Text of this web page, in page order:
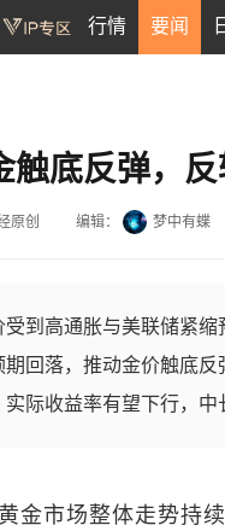
行情 要闻
触底反弹，
原创 编辑： 梦中有蝶
受到高通胀与美联储紧
回落，推动金价触底
际收益率有望下行，
金市场整体走势持